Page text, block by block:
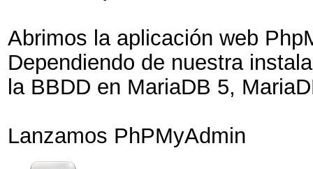
Abrimos la aplicación web
Dependiendo de nuestra
la BBDD en MariaDB 5,
Lanzamos PhPMyAdmin